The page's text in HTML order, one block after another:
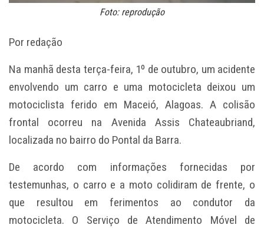
Foto: reprodução
Por redação
Na manhã desta terça-feira, 1º de outubro, um acidente
envolvendo um carro e uma motocicleta deixou um
motociclista ferido em Maceió, Alagoas. A colisão
frontal ocorreu na Avenida Assis Chateaubriand,
localizada no bairro do Pontal da Barra.
De acordo com informações fornecidas por
testemunhas, o carro e a moto colidiram de frente, o
que resultou em ferimentos ao condutor da
motocicleta. O Serviço de Atendimento Móvel de